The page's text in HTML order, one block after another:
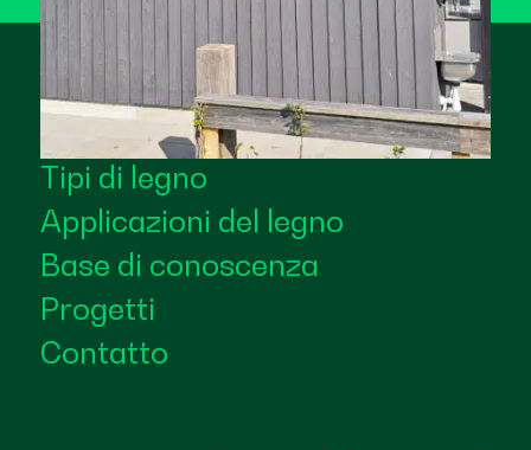
Tipi di legno
Applicazioni del legno
Base di conoscenza
Progetti
Contatto